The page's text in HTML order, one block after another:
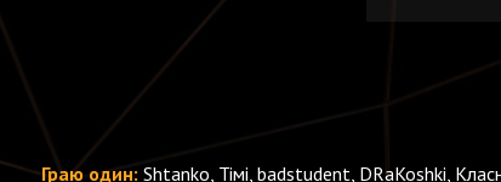
Граю один: Shtanko, Тімі, badstudent, DRaKoshki,